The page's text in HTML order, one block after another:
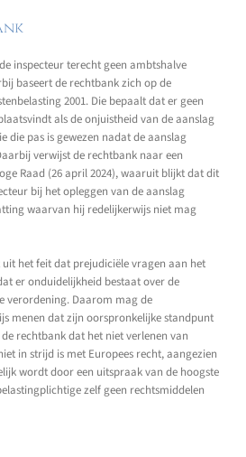
inspecteur terecht geen ambtshalve
baseert de rechtbank zich op de
2001. Die bepaalt dat er geen
als de onjuistheid van de aanslag
die pas is gewezen nadat de aanslag
verwijst de rechtbank naar een
Raad (26 april 2024), waaruit blijkt dat dit
bij het opleggen van de aanslag
waarvan hij redelijkerwijs niet mag
het feit dat prejudiciële vragen aan het
er onduidelijkheid bestaat over de
verordening. Daarom mag de
menen dat zijn oorspronkelijke standpunt
rechtbank dat het niet verlenen van
in strijd is met Europees recht, aangezien
wordt door een uitspraak van de hoogste
zelf geen rechtsmiddelen